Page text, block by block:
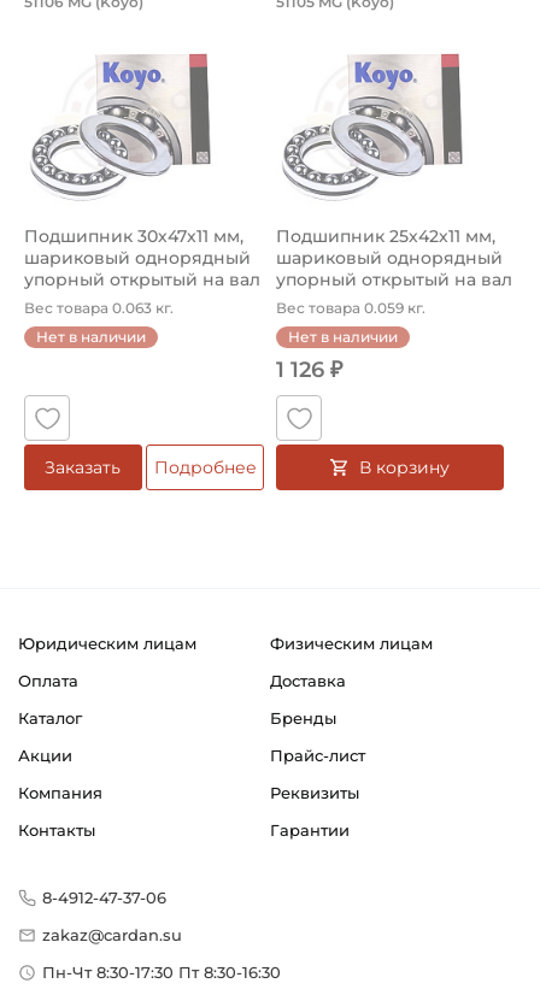
Подшипник 30х47х11 мм,
шариковый однорядный
упорный открытый на вал
30 ...
Вес товара 0.063 кг.
Нет в наличии
Заказать Подробнее
Подшипник 25х42х11 мм,
шариковый однорядный
упорный открытый на вал
25 ...
Вес товара 0.059 кг.
Нет в наличии
1 126 ₽
В корзину
Юридическим лицам
Физическим лицам
Оплата
Доставка
Каталог
Бренды
Акции
Прайс-лист
Компания
Реквизиты
Контакты
Гарантии
8-4912-47-37-06
zakaz@cardan.su
Пн-Чт 8:30-17:30 Пт 8:30-16:30